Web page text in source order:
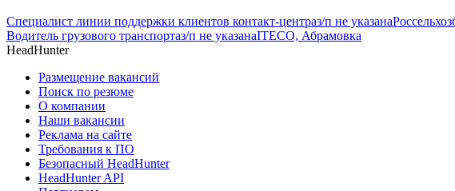
Специалист линии поддержки клиентов контакт-центраз/п не указана
Водитель грузового транспортаз/п не указанаITECO, Абрамовка
HeadHunter
Размещение вакансий
Поиск по резюме
О компании
Наши вакансии
Реклама на сайте
Требования к ПО
Безопасный HeadHunter
HeadHunter API